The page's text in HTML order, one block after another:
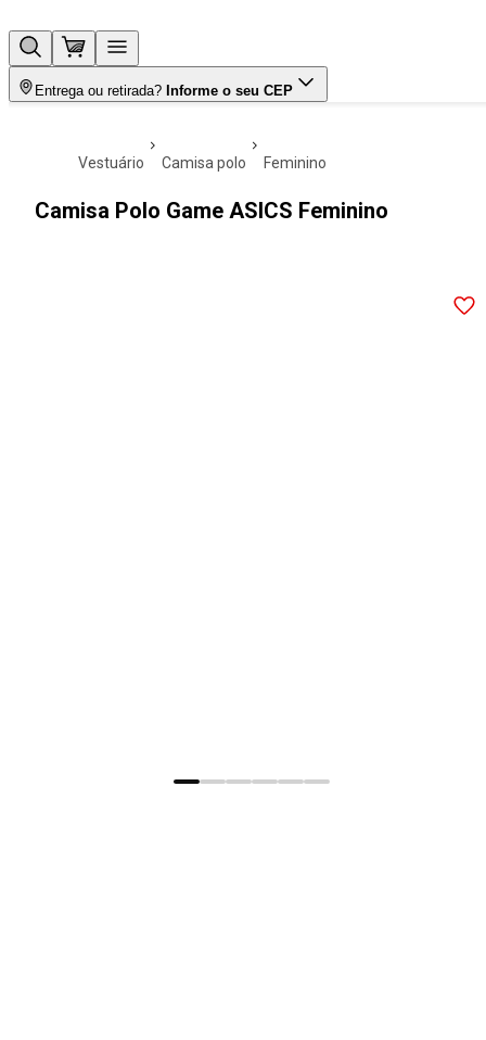
Entrega ou retirada? Informe o seu CEP
vestuário camisa polo feminino
Camisa Polo Game ASICS Feminino